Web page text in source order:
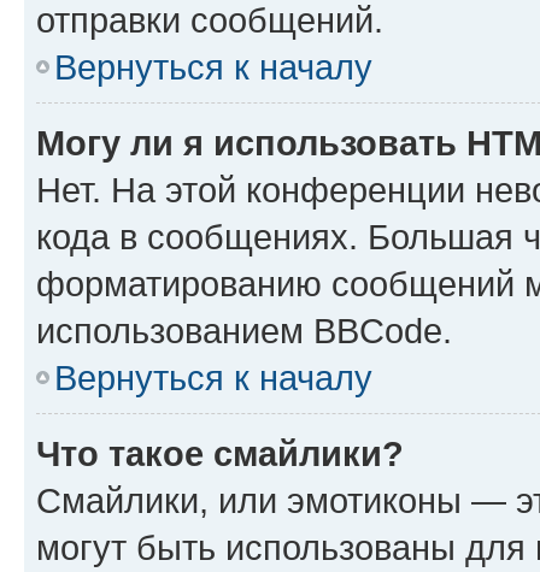
отправки сообщений.
Вернуться к началу
Могу ли я использовать
Нет. На этой конференции
кода в сообщениях. Большая
форматированию сообщений
использованием BBCode.
Вернуться к началу
Что такое смайлики?
Смайлики, или эмотиконы —
могут быть использованы